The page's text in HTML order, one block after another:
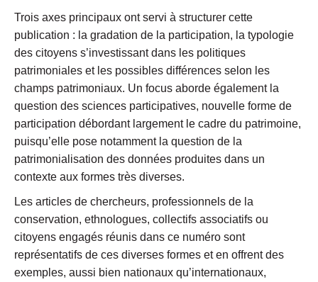
Trois axes principaux ont servi à structurer cette
publication : la gradation de la participation, la typologie
des citoyens s’investissant dans les politiques
patrimoniales et les possibles différences selon les
champs patrimoniaux. Un focus aborde également la
question des sciences participatives, nouvelle forme de
participation débordant largement le cadre du patrimoine,
puisqu’elle pose notamment la question de la
patrimonialisation des données produites dans un
contexte aux formes très diverses.
Les articles de chercheurs, professionnels de la
conservation, ethnologues, collectifs associatifs ou
citoyens engagés réunis dans ce numéro sont
représentatifs de ces diverses formes et en offrent des
exemples, aussi bien nationaux qu’internationaux,